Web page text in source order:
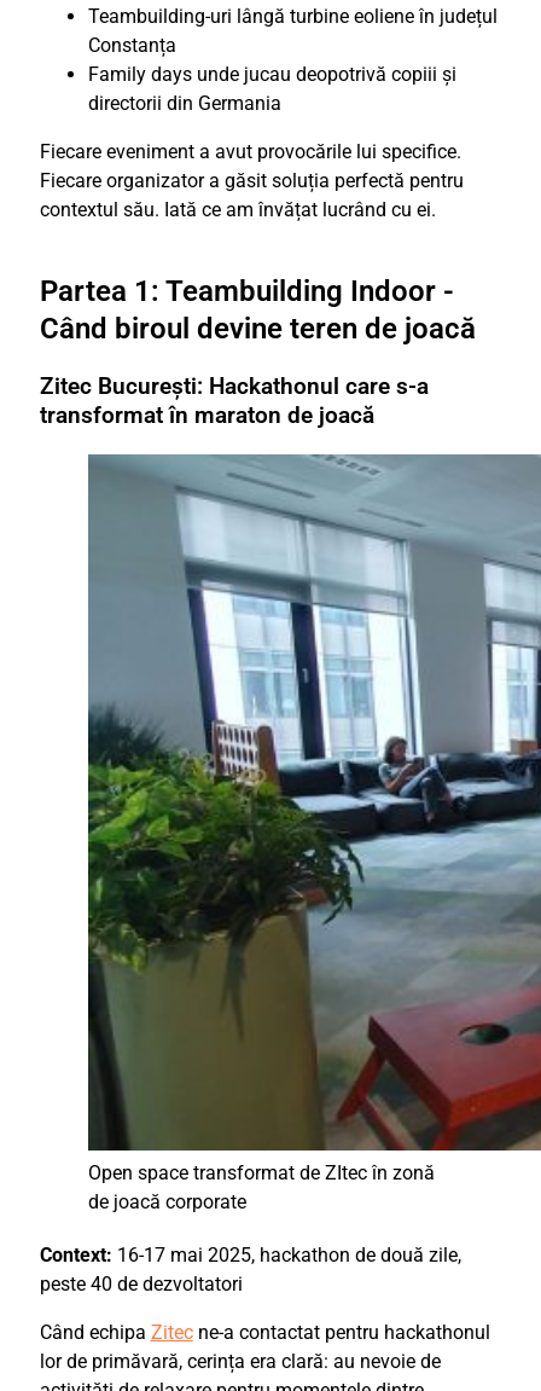
Teambuilding-uri lângă turbine eoliene în județul
Constanța
Family days unde jucau deopotrivă copiii și
directorii din Germania
Fiecare eveniment a avut provocările lui specifice.
Fiecare organizator a găsit soluția perfectă pentru
contextul său. Iată ce am învățat lucrând cu ei.
Partea 1: Teambuilding Indoor -
Când biroul devine teren de joacă
Zitec București: Hackathonul care s-a
transformat în maraton de joacă
Open space transformat de ZItec în zonă
de joacă corporate
Context: 16-17 mai 2025, hackathon de două zile,
peste 40 de dezvoltatori
Când echipa Zitecne-a contactat pentru hackathonul
lor de primăvară, cerința era clară: au nevoie de